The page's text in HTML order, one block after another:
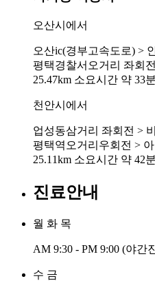
오산시에서
오산ic(경부고속도로) >
평택경찰서오거리 좌회
25.47km 소요시간 약 33
천안시에서
업성동삼거리 좌회전 >
평택역오거리우회전 >
25.11km 소요시간 약 42
진료안내
월 화 목
AM 9:30 - PM 9:00 (야간
수 금